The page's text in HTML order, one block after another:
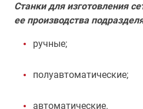
Станки для изготовления
ее производства
ручные;
полуавтоматические;
автоматические.